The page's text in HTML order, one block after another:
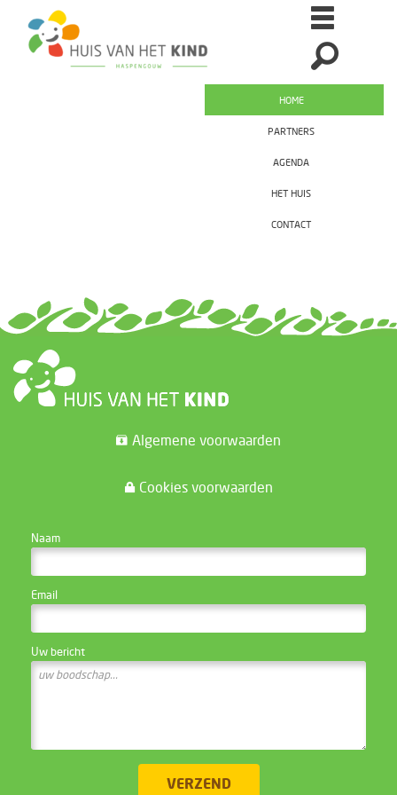
HOME
PARTNERS
AGENDA
HET HUIS
CONTACT
Algemene voorwaarden
Cookies voorwaarden
Naam
Email
Uw bericht
VERZEND